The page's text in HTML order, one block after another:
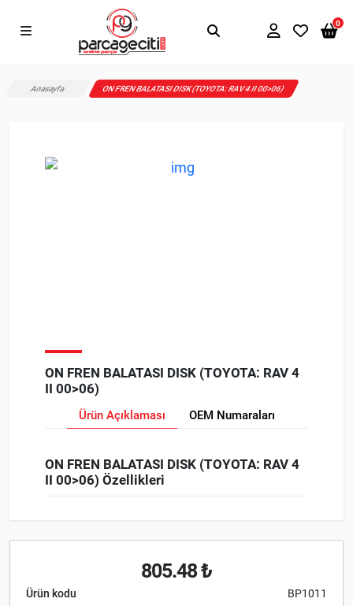
0
Anasayfa ON FREN BALATASI DISK (TOYOTA: RAV 4 II 00>06)
ON FREN BALATASI DISK (TOYOTA: RAV 4
II 00>06)
Ürün Açıklaması OEM Numaraları
ON FREN BALATASI DISK (TOYOTA: RAV 4
II 00>06) Özellikleri
805.48 ₺
Ürün kodu BP1011